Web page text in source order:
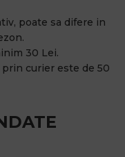
poate sa difere in
30 Lei.
curier este de 50